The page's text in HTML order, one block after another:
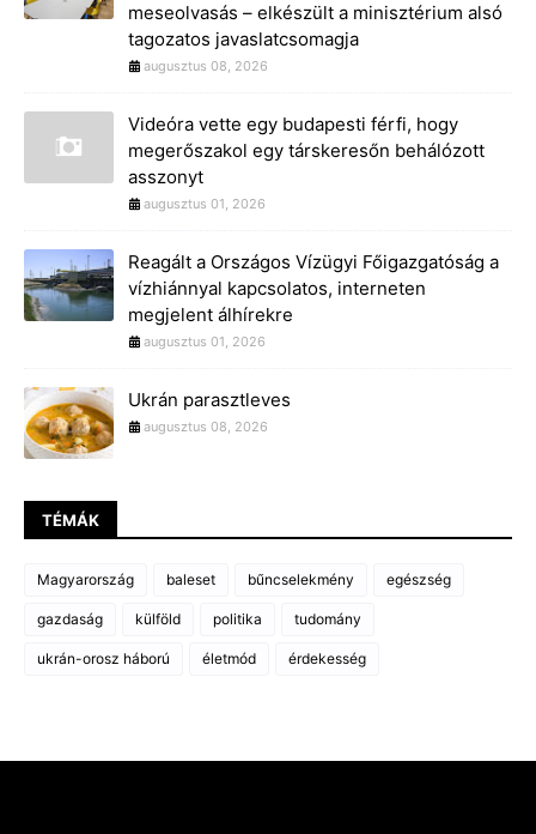
meseolvasás – elkészült a minisztérium alsó
tagozatos javaslatcsomagja
augusztus 08, 2026
Videóra vette egy budapesti férfi, hogy
megerőszakol egy társkeresőn behálózott
asszonyt
augusztus 01, 2026
Reagált a Országos Vízügyi Főigazgatóság a
vízhiánnyal kapcsolatos, interneten
megjelent álhírekre
augusztus 01, 2026
Ukrán parasztleves
augusztus 08, 2026
TÉMÁK
Magyarország baleset bűncselekmény egészség
gazdaság külföld politika tudomány
ukrán-orosz háború életmód érdekesség